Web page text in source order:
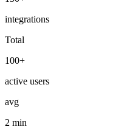
integrations
Total
100+
active users
avg
2 min